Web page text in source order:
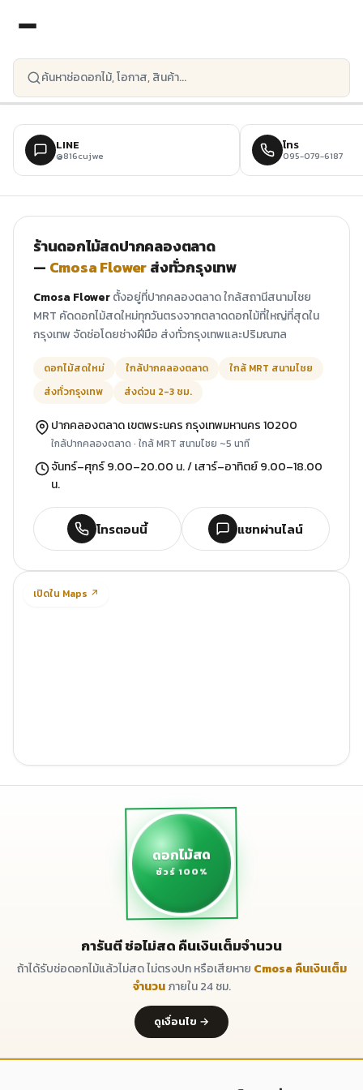
LINE
@816cujwe
โทร
095-079-6187
ร้านดอกไม้สดปากคลองตลาด
— Cmosa Flowerส่งทั่วกรุงเทพ
Cmosa Flowerตั้งอยู่ที่ปากคลองตลาด ใกล้สถานีสนามไชย
MRT คัดดอกไม้สดใหม่ทุกวันตรงจากตลาดดอกไม้ที่ใหญ่ที่สุดใน
กรุงเทพ จัดช่อโดยช่างฝีมือ ส่งทั่วกรุงเทพและปริมณฑล
ดอกไม้สดใหม่ ใกล้ปากคลองตลาด
ใกล้ MRT สนามไชย
ส่งทั่วกรุงเทพ
ส่งด่วน 2-3 ชม.
ปากคลองตลาด เขตพระนคร กรุงเทพมหานคร 10200
ใกล้ปากคลองตลาด · ใกล้ MRT สนามไชย ~5 นาที
จันทร์–ศุกร์ 9.00–20.00 น. / เสาร์–อาทิตย์ 9.00–18.00
น.
โทรตอนนี้ แชทผ่านไลน์
เปิดใน Maps ↗
ดอกไม้สด
ชัวร์ 100%
การันตี ช่อไม่สด คืนเงินเต็มจำนวน
ถ้าได้รับช่อดอกไม้แล้วไม่สด ไม่ตรงปก หรือเสียหาย Cmosa คืนเงินเต็ม
จำนวนภายใน 24 ชม.
ดูเงื่อนไข →